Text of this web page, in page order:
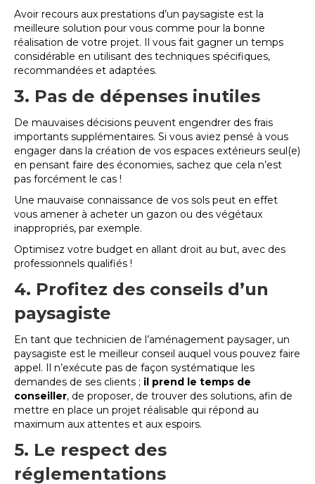
Avoir recours aux prestations d’un paysagiste est la
meilleure solution pour vous comme pour la bonne
réalisation de votre projet. Il vous fait gagner un temps
considérable en utilisant des techniques spécifiques,
recommandées et adaptées.
3. Pas de dépenses inutiles
De mauvaises décisions peuvent engendrer des frais
importants supplémentaires. Si vous aviez pensé à vous
engager dans la création de vos espaces extérieurs seul(e)
en pensant faire des économies, sachez que cela n’est
pas forcément le cas !
Une mauvaise connaissance de vos sols peut en effet
vous amener à acheter un gazon ou des végétaux
inappropriés, par exemple.
Optimisez votre budget en allant droit au but, avec des
professionnels qualifiés !
4. Profitez des conseils d’un
paysagiste
En tant que technicien de l’aménagement paysager, un
paysagiste est le meilleur conseil auquel vous pouvez faire
appel. Il n’exécute pas de façon systématique les
demandes de ses clients ; il prend le temps de
conseiller, de proposer, de trouver des solutions, afin de
mettre en place un projet réalisable qui répond au
maximum aux attentes et aux espoirs.
5. Le respect des
réglementations